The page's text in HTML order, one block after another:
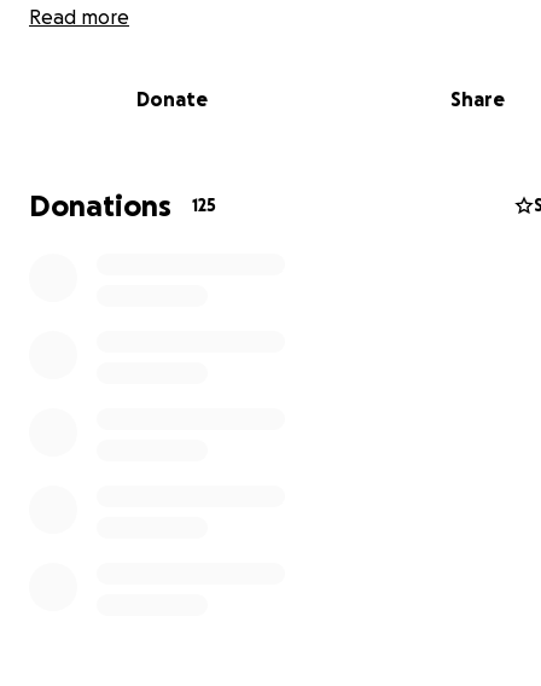
Glaubensbekenntnis der Evangelischen Allianz und der
Unsere Gesellschaft braucht starke, mutige und
Read more
Donate Share
Donations 125